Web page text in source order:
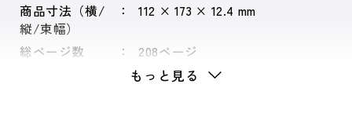
商品寸法（横/
縦/束幅）
112 × 173 × 12.4 mm
総ページ数 208ページ
もっと見る